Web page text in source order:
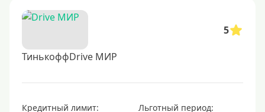
5
ТинькоффDrive МИР
Кредитный лимит:
Льготный период: